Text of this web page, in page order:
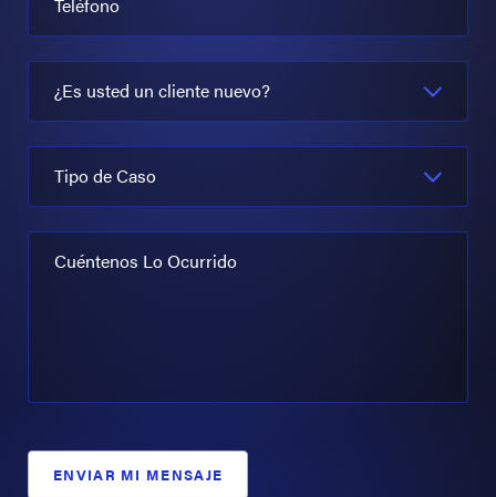
¿Es usted un cliente nuevo?
Tipo de Caso
Cuéntenos Lo Ocurrido
ENVIAR MI MENSAJE